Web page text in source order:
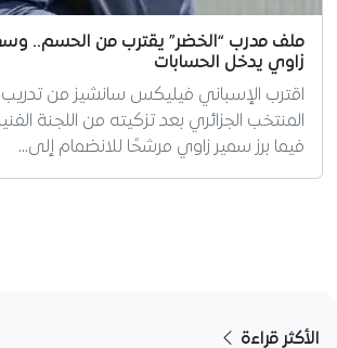
ملف مدرب “الخضر” يقترب من الحسم..
زاوي يدخل الحسابات
اقترب الإسباني فيليكس سانشيز من تدريب
المنتخب الجزائري بعد تزكيته من اللجنة
فيما برز سمير زاوي مرشحًا للانضمام إلى…
الأكثر قراءة